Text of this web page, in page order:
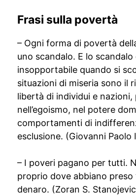
Frasi sulla povertà
– Ogni forma di povertà
uno scandalo. E lo
insopportabile quando si
situazioni di miseria sono il
libertà di individui e
nell’egoismo, nel potere
comportamenti di
esclusione. (Giovanni Paolo
– I poveri pagano per tutti.
proprio dove abbiano
denaro. (Zoran S.